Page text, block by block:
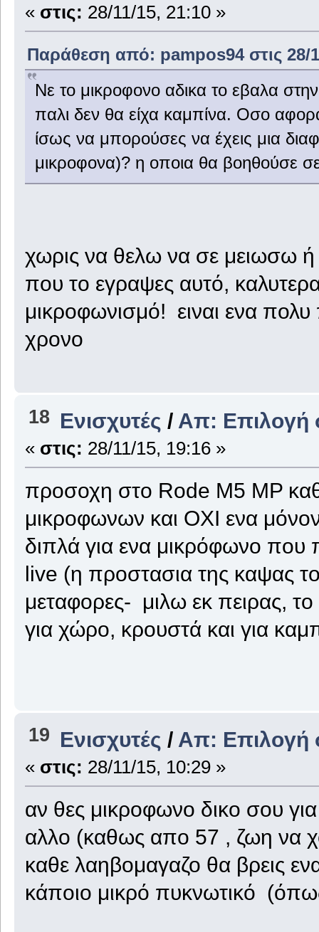
« στις: 28/11/15, 21:10 »
Παράθεση από: pampos94 στις 28/
Νε το μικροφονο αδικα το εβαλα
παλι δεν θα είχα καμπίνα. Οσο
ίσως να μπορούσες να έχεις μια
μικροφονα)? η οποια θα βοηθούσε
χωρις να θελω να σε μειωσω ή
που το εγραψες αυτό,
μικροφωνισμό! ειναι ενα
χρονο
18 Ενισχυτές / Απ: Επιλογή
« στις: 28/11/15, 19:16 »
προσοχη στο Rode M5 MP
μικροφωνων και ΟΧΙ ενα
διπλά για ενα μικρόφωνο
live (η προστασια της καψας
μεταφορες- μιλω εκ πειρας,
για χώρο, κρουστά και για
19 Ενισχυτές / Απ: Επιλογή
« στις: 28/11/15, 10:29 »
αν θες μικροφωνο δικο σου
αλλο (καθως απο 57 , ζωη να
καθε λαηβομαγαζο θα βρεις
κάποιο μικρό πυκνωτικό